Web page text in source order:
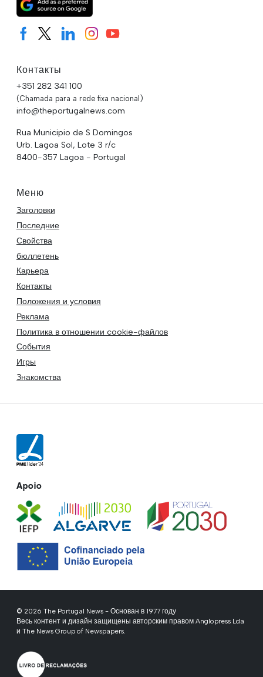
Контакты
+351 282 341 100
(Chamada para a rede fixa nacional)
info@theportugalnews.com
Rua Municipio de S Domingos
Urb. Lagoa Sol, Lote 3 r/c
8400-357 Lagoa - Portugal
Меню
Заголовки
Последние
Свойства
бюллетень
Карьера
Контакты
Положения и условия
Реклама
Политика в отношении cookie-файлов
События
Игры
Знакомства
Apoio
© 2026 The Portugal News - Основан в 1977 году
Весь контент и дизайн защищены авторским правом Anglopress Lda
и The News Group of Newspapers.